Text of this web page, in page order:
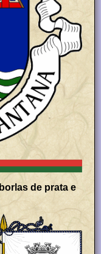
de prata e